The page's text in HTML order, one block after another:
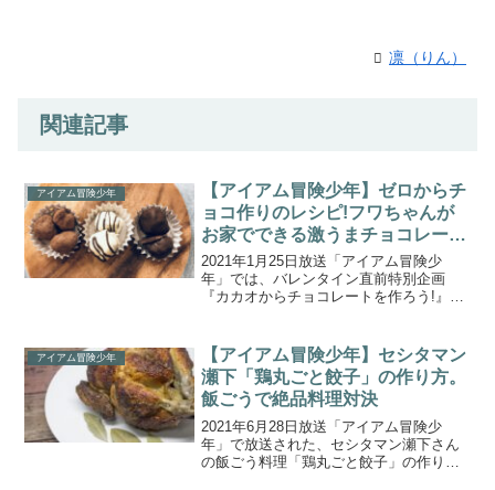
凛（りん）
関連記事
アイアム冒険少年
【アイアム冒険少年】ゼロからチ
ョコ作りのレシピ!フワちゃんが
お家でできる激うまチョコレート
の作り方!
2021年1月25日放送「アイアム冒険少
年」では、バレンタイン直前特別企画
『カカオからチョコレートを作ろう!』を
しからスタート！こちらでは、フワちゃ
ん＆サンシャイン池崎...
アイアム冒険少年
【アイアム冒険少年】セシタマン
瀬下「鶏丸ごと餃子」の作り方。
飯ごうで絶品料理対決
2021年6月28日放送「アイアム冒険少
年」で放送された、セシタマン瀬下さん
の飯ごう料理「鶏丸ごと餃子」の作り方